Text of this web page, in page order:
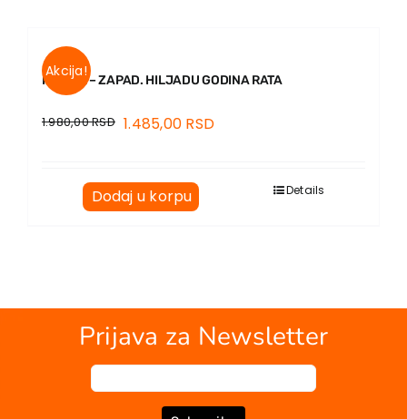
Kontakt
Akcija!
RUSIJA – ZAPAD. HILJADU GODINA RATA
1.980,00RSD 1.485,00 RSD
Dodaj u korpu Details
Prijava za Newsletter